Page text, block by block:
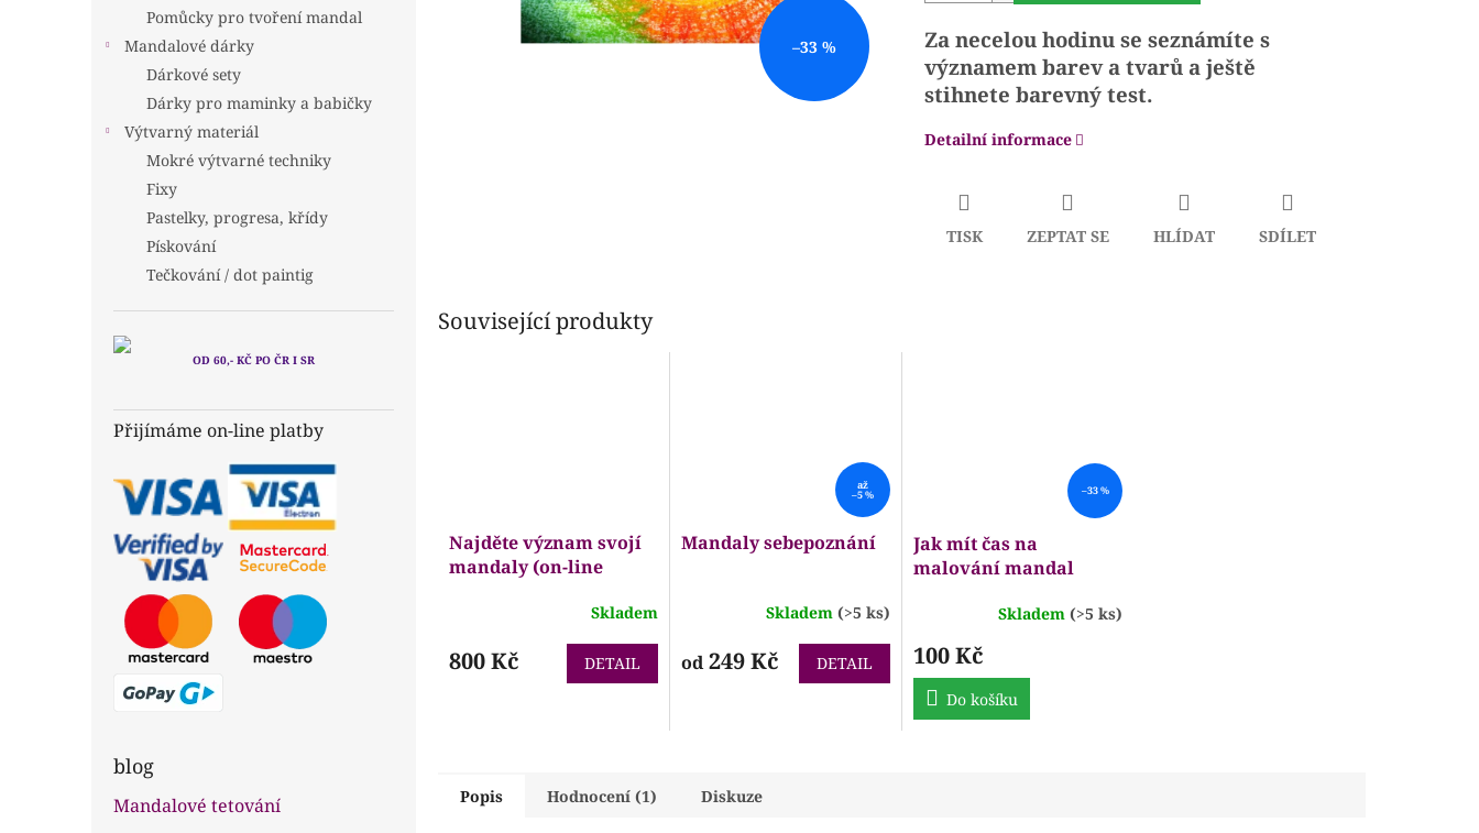
Pomůcky pro tvoření mandal
Mandalové dárky
Dárkové sety
Dárky pro maminky a babičky
Výtvarný materiál
Mokré výtvarné techniky
Fixy
Pastelky, progresa, křídy
Pískování
Tečkování / dot paintig
OD 60,- KČ PO ČR I SR
Přijímáme on-line platby
blog
Mandalové tetování
–33 % Za necelou hodinu se seznámíte s
významem barev a tvarůa ještě
stihnete barevný test.
Detailní informace
TISK ZEPTAT SE HLÍDAT SDÍLET
Související produkty
Najděte význam svojí
mandaly (on-line
produktu
Skladem
800 Kč DETAIL
až
–5 %
Mandaly sebepoznání
produktu
Skladem (>5 ks)
od249 Kč DETAIL
–33 %
Jak mít čas na
malování mandal
produktu
je
5,0
z
Skladem(>5 ks)
100 Kč
Do košíku
Popis Hodnocení (1) Diskuze